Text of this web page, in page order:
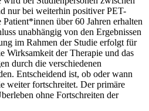
nur bei weiterhin positiver PET-
über 60 Jahren erhalten
unabhängig von den Ergebnissen
im Rahmen der Studie erfolgt für
Wirksamkeit der Therapie und das
durch die verschiedenen
Entscheidend ist, ob oder wann
weiter fortschreitet. Der primäre
ohne Fortschreiten der